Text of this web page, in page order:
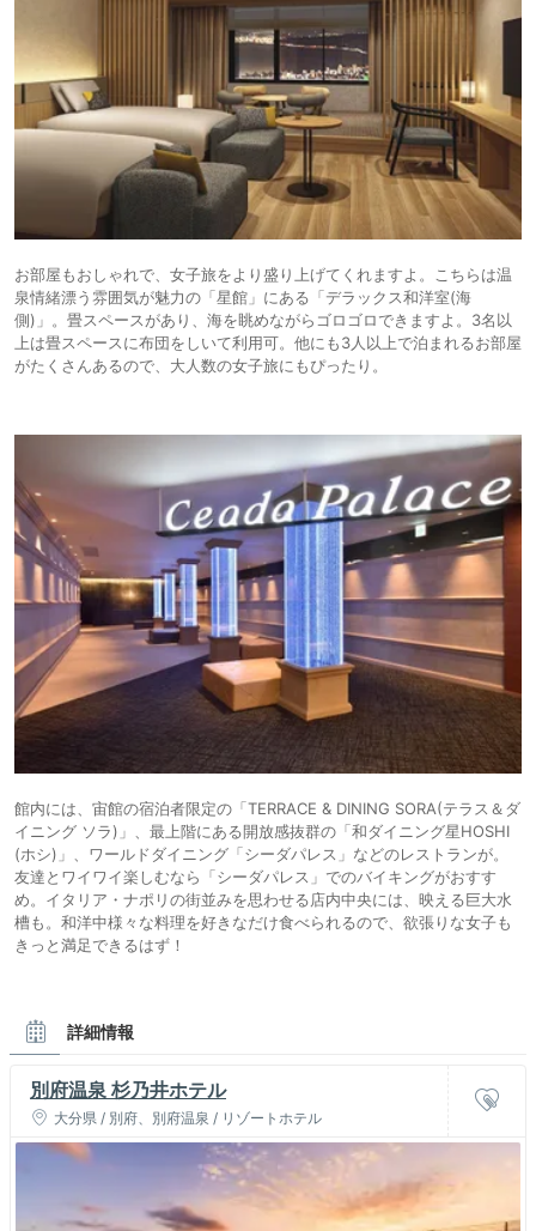
お部屋もおしゃれで、女子旅をより盛り上げてくれますよ。こちらは温
泉情緒漂う雰囲気が魅力の「星館」にある「デラックス和洋室(海
側)」。畳スペースがあり、海を眺めながらゴロゴロできますよ。3名以
上は畳スペースに布団をしいて利用可。他にも3人以上で泊まれるお部屋
がたくさんあるので、大人数の女子旅にもぴったり。
館内には、宙館の宿泊者限定の「TERRACE & DINING SORA(テラス＆ダ
イニング ソラ)」、最上階にある開放感抜群の「和ダイニング星HOSHI
(ホシ)」、ワールドダイニング「シーダパレス」などのレストランが。
友達とワイワイ楽しむなら「シーダパレス」でのバイキングがおすす
め。イタリア・ナポリの街並みを思わせる店内中央には、映える巨大水
槽も。和洋中様々な料理を好きなだけ食べられるので、欲張りな女子も
きっと満足できるはず！
詳細情報
別府温泉 杉乃井ホテル
大分県 / 別府、別府温泉 / リゾートホテル